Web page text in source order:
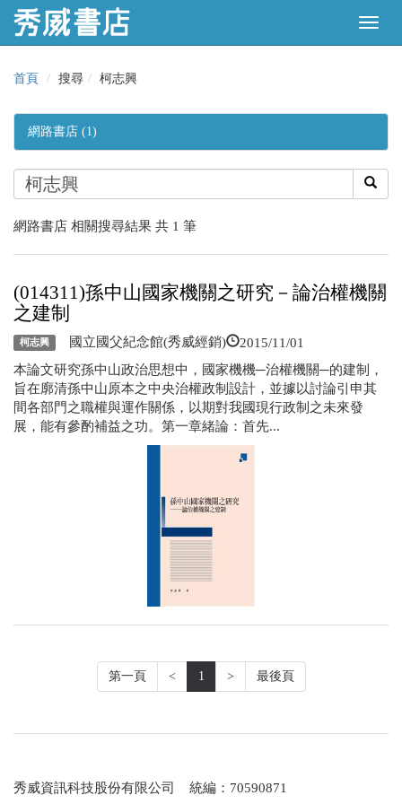
首頁 搜尋 柯志興
網路書店 (1)
網路書店 相關搜尋結果 共 1 筆
(014311)孫中山國家機關之研究－論治權機關
之建制
柯志興 國立國父紀念館(秀威經銷) 2015/11/01
本論文研究孫中山政治思想中，國家機機─治權機關─的建制，
旨在廓清孫中山原本之中央治權政制設計，並據以討論引申其
間各部門之職權與運作關係，以期對我國現行政制之未來發
展，能有參酌補益之功。第一章緒論：首先...
第一頁 < 1 > 最後頁
秀威資訊科技股份有限公司 統編：70590871